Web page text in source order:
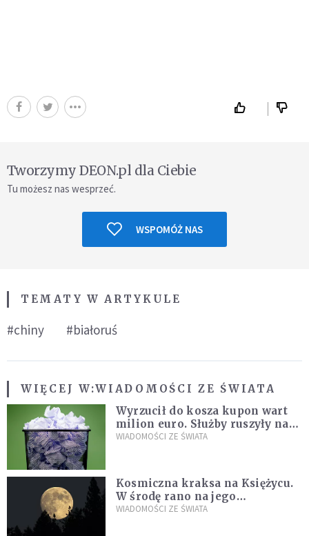
Tworzymy DEON.pl dla Ciebie
Tu możesz nas wesprzeć.
WSPOMÓŻ NAS
TEMATY W ARTYKULE
#chiny #białoruś
WIĘCEJ W:WIADOMOŚCI ZE ŚWIATA
Wyrzucił do kosza kupon wart
milion euro. Służby ruszyły na
poszukiwania
WIADOMOŚCI ZE ŚWIATA
Kosmiczna kraksa na Księżycu.
W środę rano na jego
powierzchni dojdzie do
WIADOMOŚCI ZE ŚWIATA